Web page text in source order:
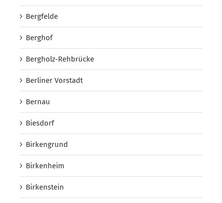
Bergfelde
Berghof
Bergholz-Rehbrücke
Berliner Vorstadt
Bernau
Biesdorf
Birkengrund
Birkenheim
Birkenstein